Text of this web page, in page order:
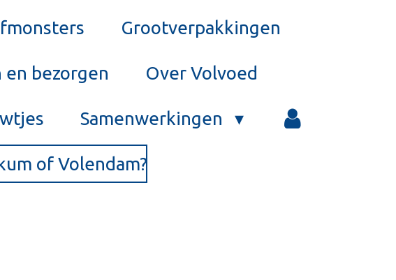
Grootverpakkingen
en bezorgen Over Volvoed
Samenwerkingen
of Volendam?